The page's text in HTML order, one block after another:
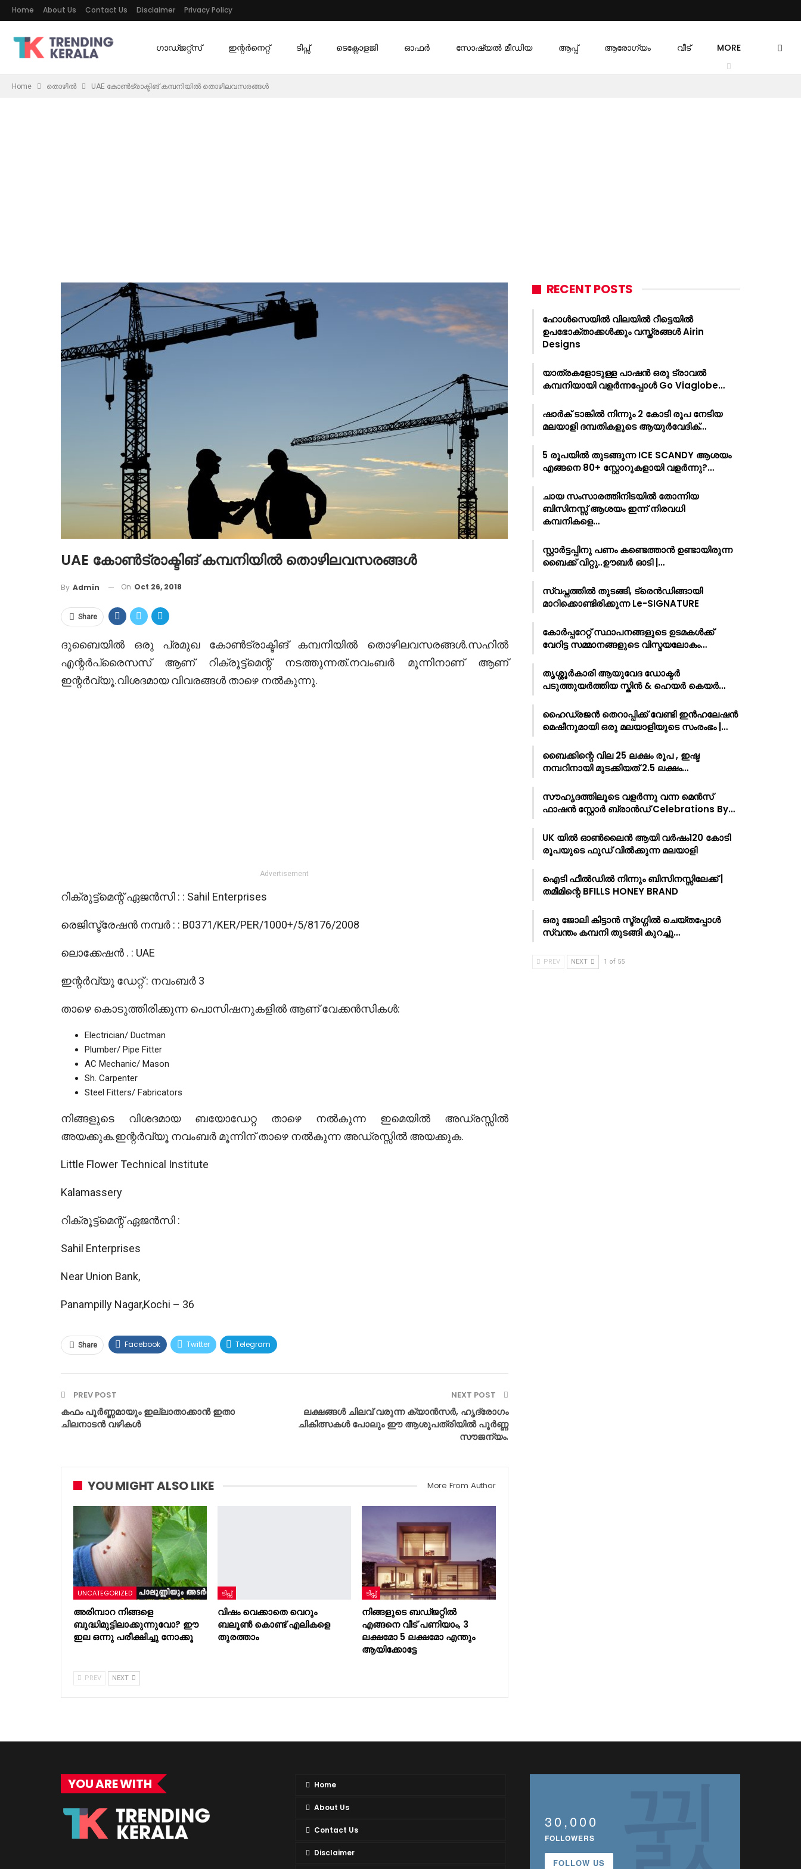
Home About Us Contact Us Disclaimer Privacy Policy
ഗാഡ്ജറ്റ്സ് ഇന്റര്‍നെറ്റ് ടിപ്സ് ടെക്നോളജി ഓഫര്‍ സോഷ്യൽ മീഡിയ ആപ്പ് ആരോഗ്യം വീട് MORE
Home തൊഴിൽ UAE കോൺട്രാക്ടിങ് കമ്പനിയിൽ തൊഴിലവസരങ്ങൾ
UAE കോൺട്രാക്ടിങ് കമ്പനിയിൽ തൊഴിലവസരങ്ങൾ
By Admin On Oct 26, 2018
Share
ദുബൈയിൽ ഒരു പ്രമുഖ കോൺട്രാക്ടിങ് കമ്പനിയിൽ തൊഴിലവസരങ്ങൾ.സഹിൽ
എന്റർപ്രൈസസ് ആണ് റിക്രൂട്ട്മെന്റ് നടത്തുന്നത്.നവംബർ മൂന്നിനാണ് ആണ്
ഇന്റർവ്യൂ.വിശദമായ വിവരങ്ങൾ താഴെ നൽകുന്നു.
Advertisement
റിക്രൂട്ട്മെന്റ് ഏജൻസി : : Sahil Enterprises
രെജിസ്ട്രേഷൻ നമ്പർ : : B0371/KER/PER/1000+/5/8176/2008
ലൊക്കേഷൻ . : UAE
ഇന്റർവ്യൂ ഡേറ്റ് : നവംബർ 3
താഴെ കൊടുത്തിരിക്കുന്ന പൊസിഷനുകളിൽ ആണ് വേക്കൻസികൾ:
Electrician/ Ductman
Plumber/ Pipe Fitter
AC Mechanic/ Mason
Sh. Carpenter
Steel Fitters/ Fabricators
നിങ്ങളുടെ വിശദമായ ബയോഡേറ്റ താഴെ നൽകുന്ന ഇമെയിൽ അഡ്രസ്സിൽ
അയക്കുക.ഇന്റർവ്യൂ നവംബർ മൂന്നിന് താഴെ നൽകുന്ന അഡ്രസ്സിൽ അയക്കുക.
Little Flower Technical Institute
Kalamassery
റിക്രൂട്ട്മെന്റ് ഏജൻസി :
Sahil Enterprises
Near Union Bank,
Panampilly Nagar,Kochi – 36
Share Facebook Twitter Telegram
PREV POST
കഫം പൂർണ്ണമായും ഇല്ലാതാക്കാന്‍ ഇതാ
ചിലനാടൻ വഴികൾ
NEXT POST
ലക്ഷങ്ങൾ ചിലവ് വരുന്ന ക്യാൻസർ, ഹൃദ്രോഗം
ചികിത്സകൾ പോലും ഈ ആശുപത്രിയിൽ പൂർണ്ണ
സൗജന്യം.
YOU MIGHT ALSO LIKE More From Author
UNCATEGORIZED
അരിമ്പാറ നിങ്ങളെ
ബുദ്ധിമുട്ടിലാക്കുന്നുവോ? ഈ
ഇല ഒന്നു പരീക്ഷിച്ചു നോക്കൂ
ടിപ്സ്
വിഷം വെക്കാതെ വെറും
ബലൂൺ കൊണ്ട് എലികളെ
തുരത്താം
ടിപ്സ്
നിങ്ങളുടെ ബഡ്ജറ്റില്‍
എങ്ങനെ വീട് പണിയാം, 3
ലക്ഷമോ 5 ലക്ഷമോ എന്തും
ആയിക്കോട്ടേ
PREV NEXT
RECENT POSTS
ഹോൾസെയിൽ വിലയിൽ റീട്ടെയിൽ
ഉപഭോക്താക്കൾക്കും വസ്ത്രങ്ങൾ Airin
Designs
യാത്രകളോടുള്ള പാഷൻ ഒരു ട്രാവൽ
കമ്പനിയായി വളർന്നപ്പോൾ Go Viaglobe…
ഷാർക്‌ ടാങ്കിൽ നിന്നും 2 കോടി രൂപ നേടിയ
മലയാളി ദമ്പതികളുടെ ആയുർവേദിക്…
5 രൂപയിൽ തുടങ്ങുന്ന ICE SCANDY ആശയം
എങ്ങനെ 80+ സ്റ്റോറുകളായി വളർന്നു?…
ചായ സംസാരത്തിനിടയിൽ തോന്നിയ
ബിസിനസ്സ് ആശയം ഇന്ന് നിരവധി
കമ്പനികളെ…
സ്റ്റാർട്ടപ്പിനു പണം കണ്ടെത്താൻ ഉണ്ടായിരുന്ന
ബൈക്ക് വിറ്റു..ഊബർ ഓടി |…
സ്വപ്നത്തിൽ തുടങ്ങി, ട്രെൻഡിങ്ങായി
മാറിക്കൊണ്ടിരിക്കുന്ന Le-SIGNATURE
കോർപ്പറേറ്റ് സ്ഥാപനങ്ങളുടെ ഉടമകൾക്ക്
വേറിട്ട സമ്മാനങ്ങളുടെ വിസ്മയലോകം…
തൃശ്ശൂർകാരി ആയുവേദ ഡോക്ടർ
പടുത്തുയർത്തിയ സ്കിൻ & ഹെയർ കെയർ…
ഹൈഡ്രജൻ തെറാപ്പിക്ക് വേണ്ടി ഇൻഹലേഷൻ
മെഷീനുമായി ഒരു മലയാളിയുടെ സംരംഭം |…
ബൈക്കിന്റെ വില 25 ലക്ഷം രൂപ , ഇഷ്ട
നമ്പറിനായി മുടക്കിയത് 2.5 ലക്ഷം…
സൗഹൃദത്തിലൂടെ വളർന്നു വന്ന മെൻസ്
ഫാഷൻ സ്റ്റോർ ബ്രാൻഡ് Celebrations By…
UK യിൽ ഓൺലൈൻ ആയി വർഷം120 കോടി
രൂപയുടെ ഫുഡ് വിൽക്കുന്ന മലയാളി
ഐടി ഫീൽഡിൽ നിന്നും ബിസിനസ്സിലേക്ക് |
തമീമിന്റെ BFILLS HONEY BRAND
ഒരു ജോലി കിട്ടാൻ സ്ട്രഗ്ഗിൽ ചെയ്തപ്പോൾ
സ്വന്തം കമ്പനി തുടങ്ങി കുറച്ചു…
PREV NEXT 1 of 55
YOU ARE WITH Home
About Us
Contact Us
Disclaimer
30,000
FOLLOWERS
FOLLOW US